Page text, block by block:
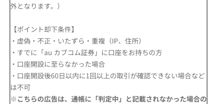
外となります。）
【ポイント却下条件】
・虚偽・不正・いたずら・重複（IP、住所）
・すでに「au カブコム証券」に口座をお持ちの方
・口座開設に至らなかった場合
・口座開設後60日以内に1回以上の取引が確認できない場合など
は不可
※こちらの広告は、通帳に「判定中」と記載されなかった場合の